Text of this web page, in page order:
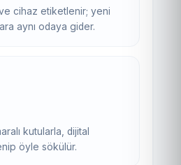
cihaz etiketlenir; yeni
aynı odaya gider.
kutularla, dijital
öyle sökülür.